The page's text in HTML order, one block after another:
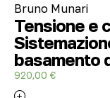
Bruno Munari
Tensione e
basamento
920,00 €